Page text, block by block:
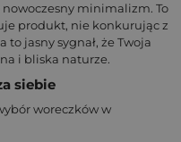
minimalizm. To
produkt, nie konkurując z
jasny sygnał, że Twoja
i bliska naturze.
siebie
woreczków w